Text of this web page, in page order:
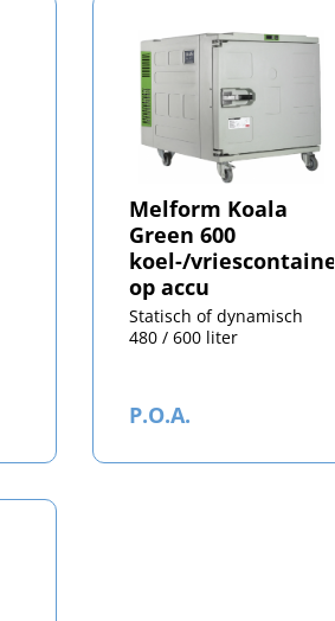
Melform Koala
Green 600
koel-/vriescontainer
op accu
Statisch of dynamisch
480 / 600 liter
P.O.A.